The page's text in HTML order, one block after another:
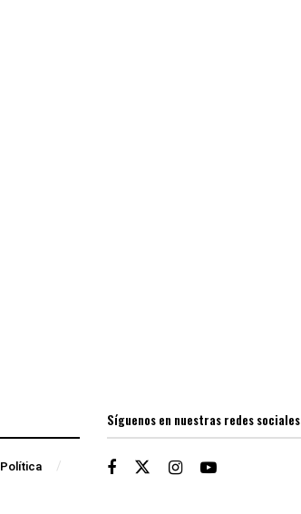
Política
Síguenos en nuestras redes sociales